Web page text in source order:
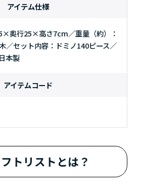
アイテム仕様
奥行25×高さ7cm／重量（約）：
／セット内容：ドミノ140ピース／
本製
アイテムコード
トリストとは？